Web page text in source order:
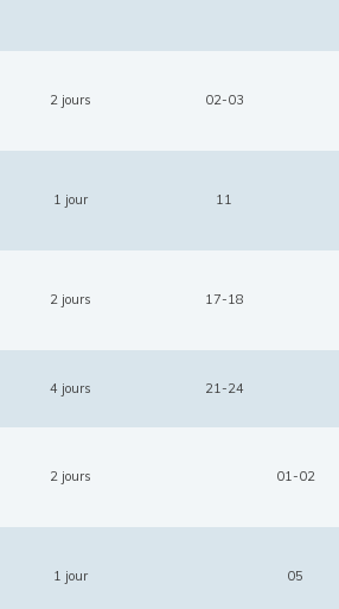
2 jours 02-03
1 jour 11
2 jours 17-18
4 jours 21-24
2 jours 01-02
1 jour 05